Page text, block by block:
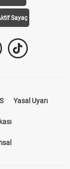
Sayaç
Yasal Uyarı